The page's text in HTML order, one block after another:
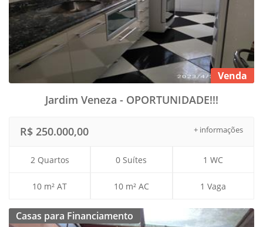
Venda
Jardim Veneza - OPORTUNIDADE!!!
+ informações
R$ 250.000,00
2 Quartos 0 Suítes 1 WC
10 m² AT 10 m² AC 1 Vaga
Casas para Financiamento